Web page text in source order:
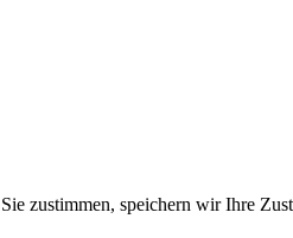
zustimmen, speichern wir Ihre